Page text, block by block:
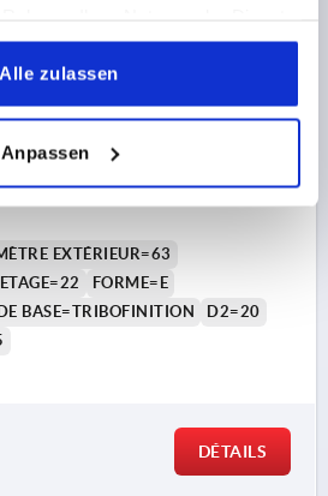
Alle zulassen
Anpassen
EXTÉRIEUR=63
FORME=E
BASE=TRIBOFINITION
D2=20
DÉTAILS